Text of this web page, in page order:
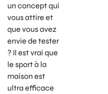
un concept qui
vous attire et
que vous avez
envie de tester
? Il est vrai que
le sport à la
maison est
ultra efficace